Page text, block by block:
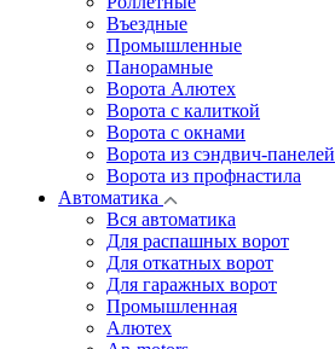
Въездные
Промышленные
Панорамные
Ворота Алютех
Ворота с калиткой
Ворота c окнами
Ворота из сэндвич-панелей
Ворота из профнастила
Автоматика
Вся автоматика
Для распашных ворот
Для откатных ворот
Для гаражных ворот
Промышленная
Алютех